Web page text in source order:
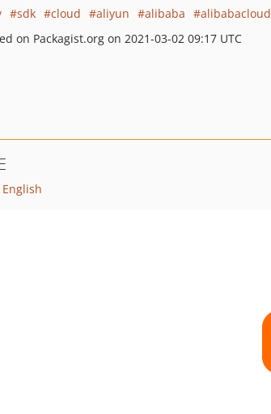
sdk cloud aliyun alibaba alibabacloud
on Packagist.org on 2021-03-02 09:17 UTC
English